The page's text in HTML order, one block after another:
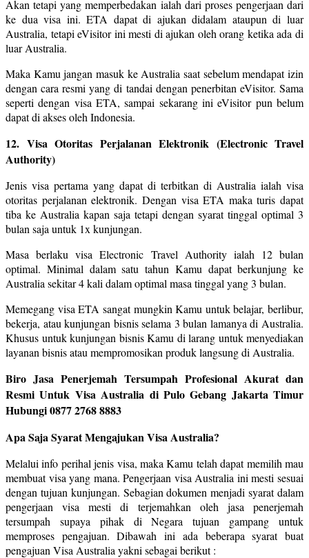
Akan tetapi yang memperbedakan ialah dari proses pengerjaan dari
ke dua visa ini. ETA dapat di ajukan didalam ataupun di luar
Australia, tetapi eVisitor ini mesti di ajukan oleh orang ketika ada di
luar Australia.
Maka Kamu jangan masuk ke Australia saat sebelum mendapat izin
dengan cara resmi yang di tandai dengan penerbitan eVisitor. Sama
seperti dengan visa ETA, sampai sekarang ini eVisitor pun belum
dapat di akses oleh Indonesia.
12. Visa Otoritas Perjalanan Elektronik (Electronic Travel
Authority)
Jenis visa pertama yang dapat di terbitkan di Australia ialah visa
otoritas perjalanan elektronik. Dengan visa ETA maka turis dapat
tiba ke Australia kapan saja tetapi dengan syarat tinggal optimal 3
bulan saja untuk 1x kunjungan.
Masa berlaku visa Electronic Travel Authority ialah 12 bulan
optimal. Minimal dalam satu tahun Kamu dapat berkunjung ke
Australia sekitar 4 kali dalam optimal masa tinggal yang 3 bulan.
Memegang visa ETA sangat mungkin Kamu untuk belajar, berlibur,
bekerja, atau kunjungan bisnis selama 3 bulan lamanya di Australia.
Khusus untuk kunjungan bisnis Kamu di larang untuk menyediakan
layanan bisnis atau mempromosikan produk langsung di Australia.
Biro Jasa Penerjemah Tersumpah Profesional Akurat dan
Resmi Untuk Visa Australia di Pulo Gebang Jakarta Timur
Hubungi 0877 2768 8883
Apa Saja Syarat Mengajukan Visa Australia?
Melalui info perihal jenis visa, maka Kamu telah dapat memilih mau
membuat visa yang mana. Pengerjaan visa Australia ini mesti sesuai
dengan tujuan kunjungan. Sebagian dokumen menjadi syarat dalam
pengerjaan visa mesti di terjemahkan oleh jasa penerjemah
tersumpah supaya pihak di Negara tujuan gampang untuk
memproses pengajuan. Dibawah ini ada beberapa syarat buat
pengajuan Visa Australia yakni sebagai berikut :